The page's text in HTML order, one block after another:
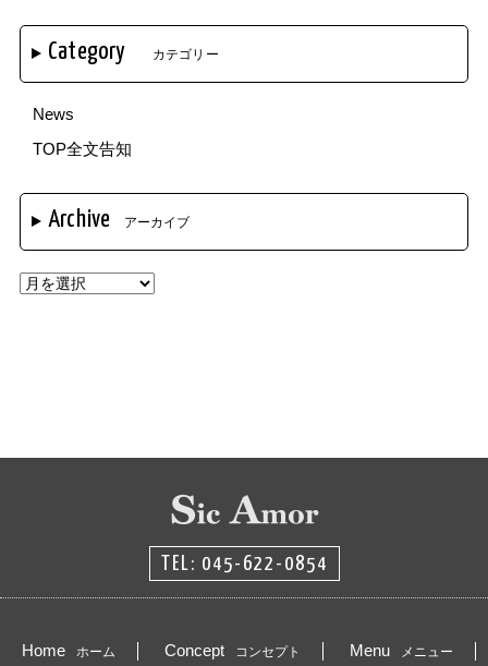
Category カテゴリー
News
TOP全文告知
Archive アーカイブ
TEL: 045-622-0854
Home ホーム Concept コンセプト Menu メニュー